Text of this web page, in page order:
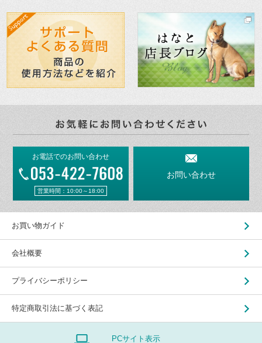
お電話でのお問い合わせ
営業時間：10:00～18:00
お問い合わせ
お買い物ガイド
会社概要
プライバシーポリシー
特定商取引法に基づく表記
PCサイト表示